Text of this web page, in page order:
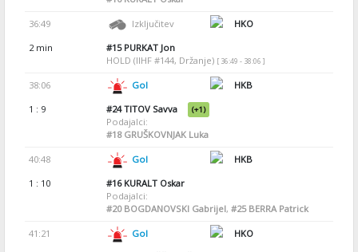
36:49 Izključitev
HKO
2 min
#15PURKAT Jon
HOLD (IIHF #144, Držanje) [ 36:49 - 38:06 ]
38:06 Gol
HKB
1 : 9
#24TITOV Savva (+1)
Podajalci:
#18GRUŠKOVNJAK Luka
40:48 Gol
HKB
1 : 10
#16KURALT Oskar
Podajalci:
#20BOGDANOVSKI Gabrijel, #25BERRA Patrick
41:21 Gol
HKO